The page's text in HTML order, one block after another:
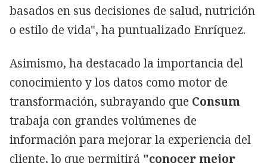
basados en sus decisiones de salud, nutrición
o estilo de vida", ha puntualizado Enríquez.
Asimismo, ha destacado la importancia del
conocimiento y los datos como motor de
transformación, subrayando que Consum
trabaja con grandes volúmenes de
información para mejorar la experiencia del
cliente, lo que permitirá "conocer mejor